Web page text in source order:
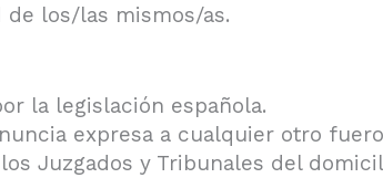
los/las mismos/as.
la legislación española.
expresa a cualquier otro
Juzgados y Tribunales del